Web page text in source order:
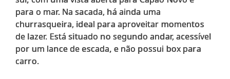
para o mar. Na sacada, há ainda uma
churrasqueira, ideal para aproveitar momentos
de lazer. Está situado no segundo andar, acessível
por um lance de escada, e não possui box para
carro.